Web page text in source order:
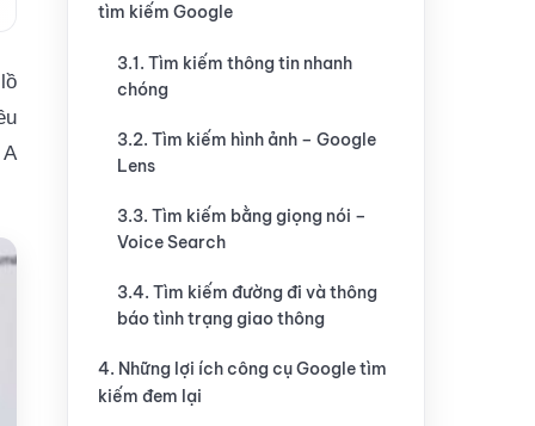
tìm kiếm Google
3.1. Tìm kiếm thông tin nhanh
chóng
3.2. Tìm kiếm hình ảnh – Google
Lens
3.3. Tìm kiếm bằng giọng nói –
Voice Search
3.4. Tìm kiếm đường đi và thông
báo tình trạng giao thông
4. Những lợi ích công cụ Google tìm
kiếm đem lại